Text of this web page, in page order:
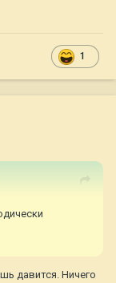
1
давится. Ничего